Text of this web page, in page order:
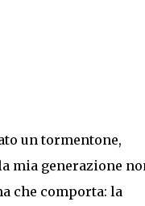
un tormentone,
mia generazione
che comporta: la